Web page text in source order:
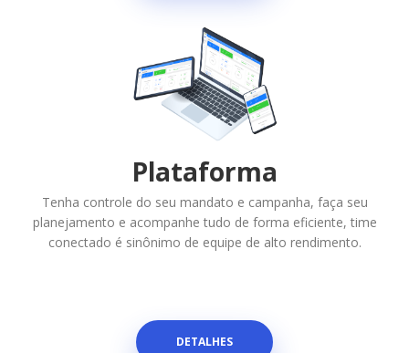
Plataforma
Tenha controle do seu mandato e campanha, faça seu
planejamento e acompanhe tudo de forma eficiente, time
conectado é sinônimo de equipe de alto rendimento.
DETALHES